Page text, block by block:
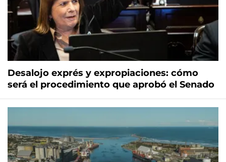
Desalojo exprés y expropiaciones: cómo
será el procedimiento que aprobó el Senado